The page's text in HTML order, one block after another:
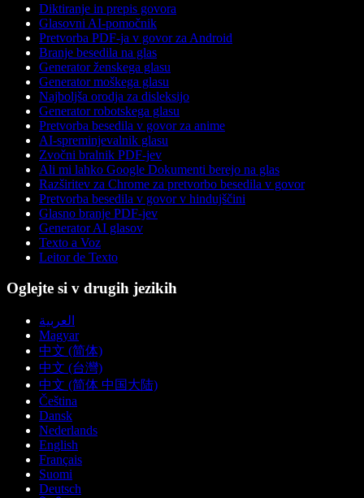
Diktiranje in prepis govora
Glasovni AI-pomočnik
Pretvorba PDF-ja v govor za Android
Branje besedila na glas
Generator ženskega glasu
Generator moškega glasu
Najboljša orodja za disleksijo
Generator robotskega glasu
Pretvorba besedila v govor za anime
AI-spreminjevalnik glasu
Zvočni bralnik PDF-jev
Ali mi lahko Google Dokumenti berejo na glas
Razširitev za Chrome za pretvorbo besedila v govor
Pretvorba besedila v govor v hindujščini
Glasno branje PDF-jev
Generator AI glasov
Texto a Voz
Leitor de Texto
Oglejte si v drugih jezikih
العربية
Magyar
中文 (简体)
中文 (台灣)
中文 (简体 中国大陆)
Čeština
Dansk
Nederlands
English
Français
Suomi
Deutsch